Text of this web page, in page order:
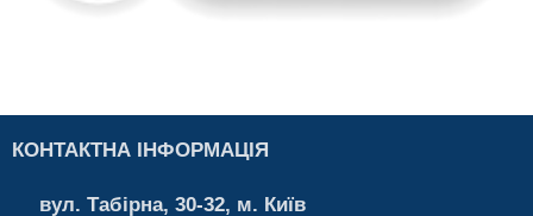
КОНТАКТНА ІНФОРМАЦІЯ
вул. Табірна, 30-32, м. Київ